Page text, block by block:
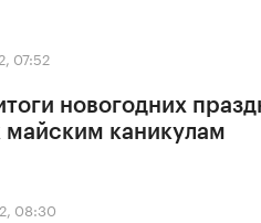
07:52
новогодних
майским каникулам
08:30